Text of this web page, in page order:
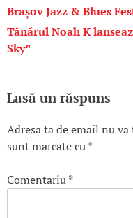
Brașov Jazz & Blues
Tânărul Noah K
Sky”
Lasă un răspuns
Adresa ta de email nu
sunt marcate cu*
Comentariu*